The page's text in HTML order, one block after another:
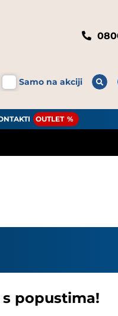
Samo na akciji
OUTLET
popustima!